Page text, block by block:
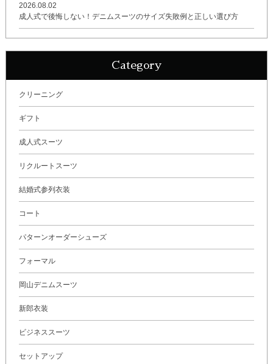
2026.08.02
成人式で後悔しない！デニムスーツのサイズ失敗例と正しい選び方
Category
クリーニング
ギフト
成人式スーツ
リクルートスーツ
結婚式参列衣装
コート
パターンオーダーシューズ
フォーマル
岡山デニムスーツ
新郎衣装
ビジネススーツ
セットアップ